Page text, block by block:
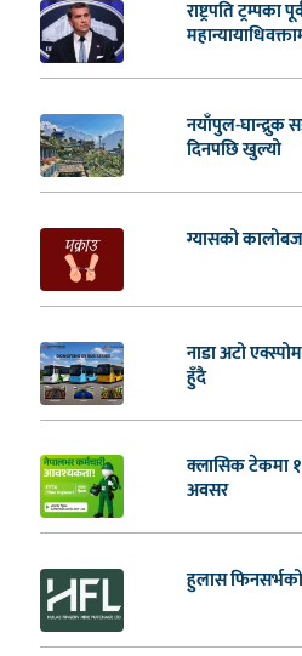
राष्ट्रपति
नयाँपुल-घान्द्रुक
दिनपछि खुल्यो
ग्यासको
नाडा अटो
हुँदै
क्लासिक टेकमा
अवसर
हुलास